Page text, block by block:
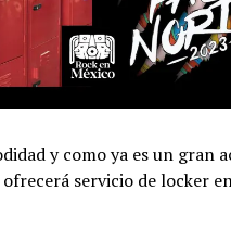
y como ya es un gran
servicio de locker